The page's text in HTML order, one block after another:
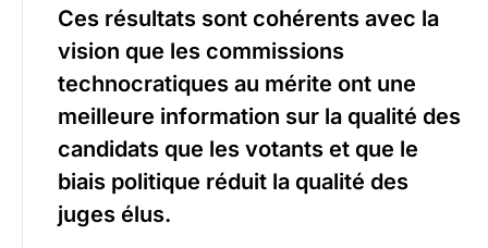
Ces résultats sont cohérents avec la
vision que les commissions
technocratiques au mérite ont une
meilleure information sur la qualité des
candidats que les votants et que le
biais politique réduit la qualité des
juges élus.